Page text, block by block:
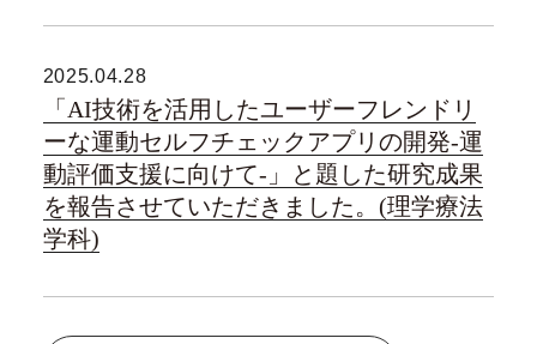
2025.04.28
「AI技術を活用したユーザーフレンドリ
ーな運動セルフチェックアプリの開発-運
動評価支援に向けて-」と題した研究成果
を報告させていただきました。(理学療法
学科)